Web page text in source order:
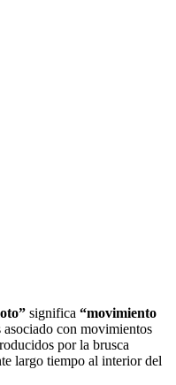
significa “movimiento
con movimientos
por la brusca
largo tiempo al interior del